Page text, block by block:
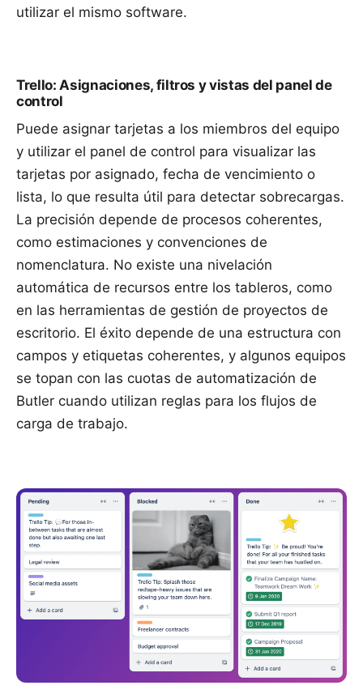
utilizar el mismo software.
Trello: Asignaciones, filtros y vistas del panel de
control
Puede asignar tarjetas a los miembros del equipo
y utilizar el panel de control para visualizar las
tarjetas por asignado, fecha de vencimiento o
lista, lo que resulta útil para detectar sobrecargas.
La precisión depende de procesos coherentes,
como estimaciones y convenciones de
nomenclatura. No existe una nivelación
automática de recursos entre los tableros, como
en las herramientas de gestión de proyectos de
escritorio. El éxito depende de una estructura con
campos y etiquetas coherentes, y algunos equipos
se topan con las cuotas de automatización de
Butler cuando utilizan reglas para los flujos de
carga de trabajo.